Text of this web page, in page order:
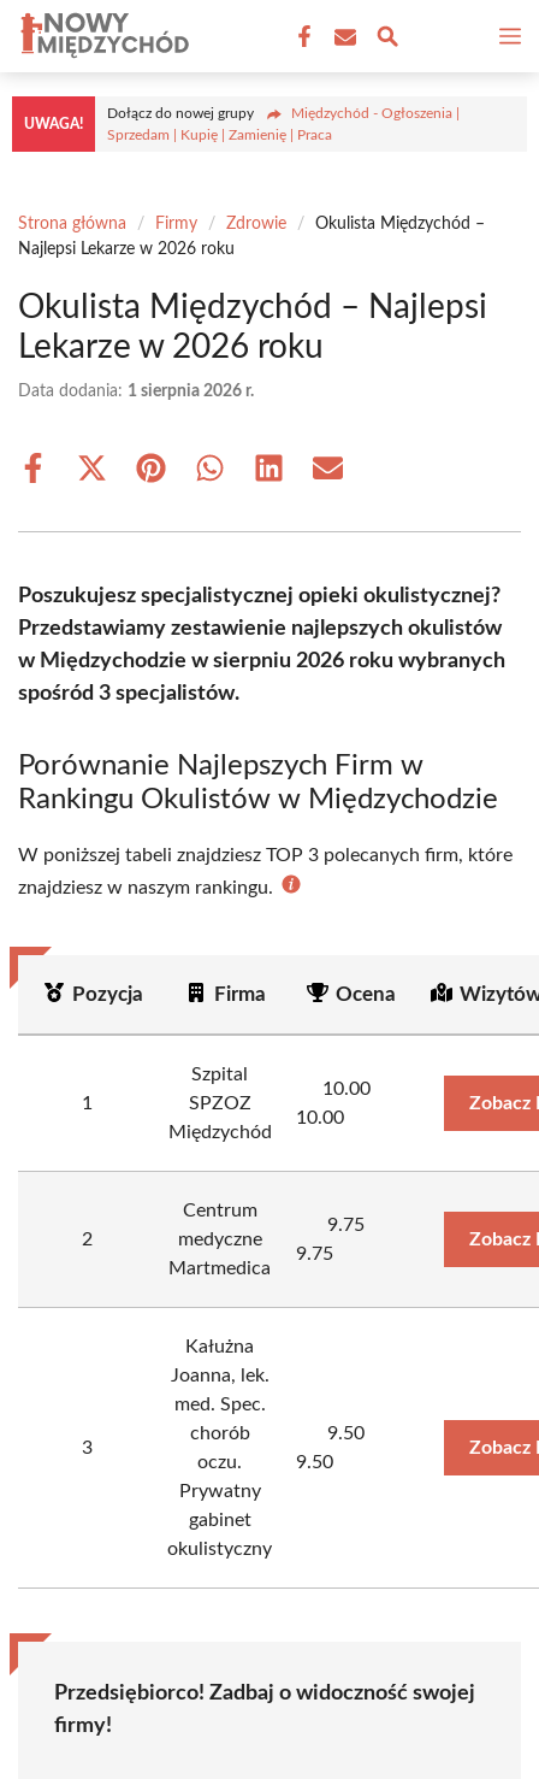
Przejdź
treści
UWAGA!
Dołącz do nowej grupy
Międzychód - Ogłoszenia |
Sprzedam | Kupię | Zamienię | Praca
Strona główna / Firmy / Zdrowie /
Okulista Międzychód –
Najlepsi Lekarze w 2026 roku
Okulista Międzychód – Najlepsi
Lekarze w 2026 roku
Data dodania: 1 sierpnia 2026 r.
Share
Share
(Twitter)
Share Share Share Share
Poszukujesz specjalistycznej opieki okulistycznej?
Przedstawiamy zestawienie najlepszych okulistów
w Międzychodzie w sierpniu 2026 roku wybranych
spośród 3 specjalistów.
Porównanie Najlepszych Firm w
Rankingu Okulistów w Międzychodzie
W poniższej tabeli znajdziesz TOP 3 polecanych firm, które
znajdziesz w naszym rankingu.
Pozycja Firma Ocena
1
Szpital
SPZOZ
Międzychód
10.00
10.00
Zobacz
2
Centrum
medyczne
Martmedica
9.75
9.75
Zobacz
3
Kałużna
Joanna, lek.
med. Spec.
chorób
oczu.
Prywatny
gabinet
okulistyczny
9.50
9.50
Zobacz
Przedsiębiorco! Zadbaj o widoczność swojej
firmy!